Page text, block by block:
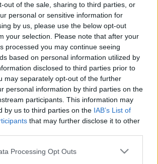
out of the sale, sharing to third parties, or
personal or sensitive information for
by us, please use the below opt-out
your selection. Please note that after your
processed you may continue seeing
based on personal information utilized by
disclosed to third parties prior to
may separately opt-out of the further
personal information by third parties on the
participants. This information may
by us to third parties on the IAB’s List of
that may further disclose it to other
this website/app uses one or more Google
Processing Opt Outs
feldobja a show-t és a
fotók a Bocuse
02.
adtam, hanem a fotós, Bakcsy
hogy dokumentálja a
a világ legkomolyabb
Lyonban. Ezen kívül itt vannak a